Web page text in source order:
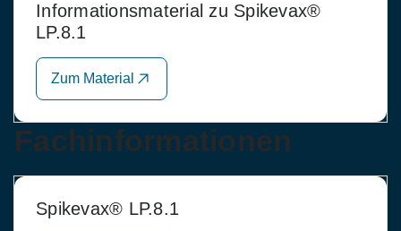
Informationsmaterial zu Spikevax®
LP.8.1
Zum Material
Fachinformationen
Spikevax® LP.8.1